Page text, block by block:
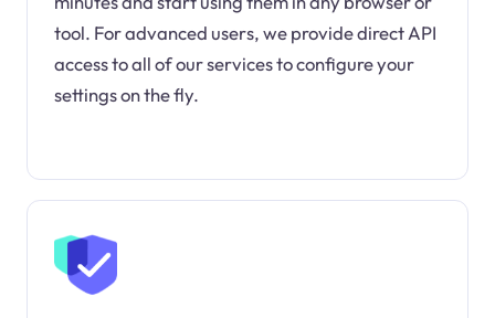
tool. For advanced users, we provide direct API
access to all of our services to configure your
settings on the fly.